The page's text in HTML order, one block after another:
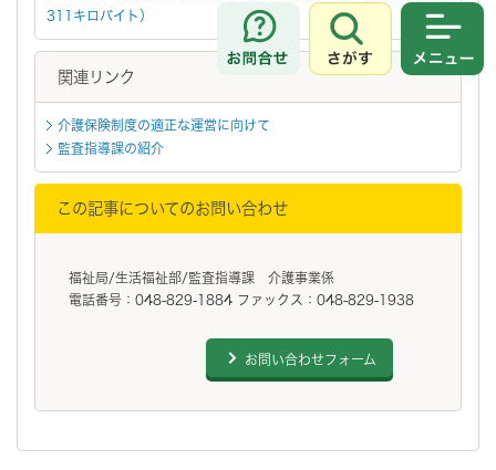
お問合せ
さがす
311キロバイト）
関連リンク
介護保険制度の適正な運営に向けて
監査指導課の紹介
この記事についてのお問い合わせ
福祉局/生活福祉部/監査指導課 介護事業係
電話番号：048-829-1884 ファックス：048-829-1938
お問い合わせフォーム